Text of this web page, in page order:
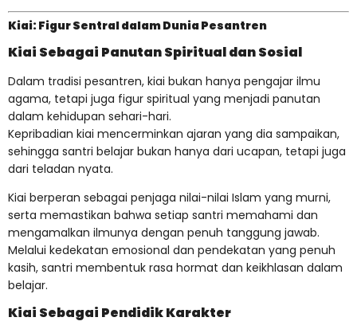
Kiai: Figur Sentral dalam Dunia Pesantren
Kiai Sebagai Panutan Spiritual dan Sosial
Dalam tradisi pesantren, kiai bukan hanya pengajar ilmu
agama, tetapi juga figur spiritual yang menjadi panutan
dalam kehidupan sehari-hari.
Kepribadian kiai mencerminkan ajaran yang dia sampaikan,
sehingga santri belajar bukan hanya dari ucapan, tetapi juga
dari teladan nyata.
Kiai berperan sebagai penjaga nilai-nilai Islam yang murni,
serta memastikan bahwa setiap santri memahami dan
mengamalkan ilmunya dengan penuh tanggung jawab.
Melalui kedekatan emosional dan pendekatan yang penuh
kasih, santri membentuk rasa hormat dan keikhlasan dalam
belajar.
Kiai Sebagai Pendidik Karakter